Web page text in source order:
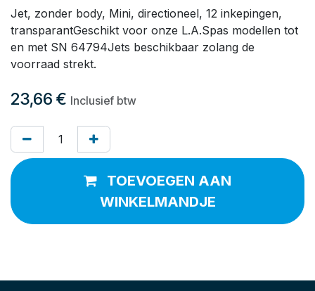
Jet, zonder body, Mini, directioneel, 12 inkepingen,
transparantGeschikt voor onze L.A.Spas modellen tot
en met SN 64794Jets beschikbaar zolang de
voorraad strekt.
23,66 € Inclusief btw
TOEVOEGEN AAN
WINKELMANDJE